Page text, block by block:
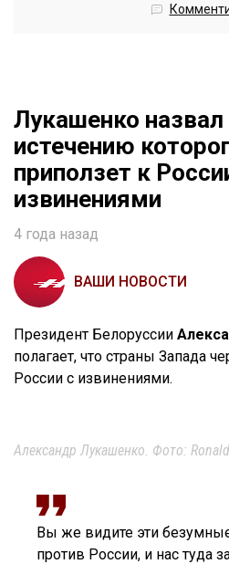
Лукашенко назвал
истечению
приползет к
извинениями
4 года назад
ВАШИ НОВОСТИ
Президент Белоруссии
полагает, что страны Запада
России с извинениями.
Александр Лукашенко. Фото:
Вы же видите эти
против России, и нас туда